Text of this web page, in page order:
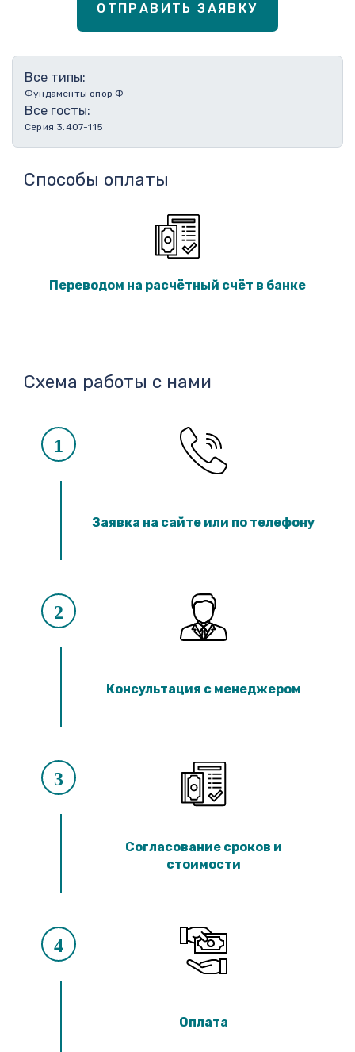
ОТПРАВИТЬ ЗАЯВКУ
Все типы:
Фундаменты опор Ф
Все госты:
Серия 3.407-115
Способы оплаты
Переводом на расчётный счёт в банке
Схема работы с нами
1
Заявка на сайте или по телефону
2
Консультация с менеджером
3
Согласование сроков и
стоимости
4
Оплата